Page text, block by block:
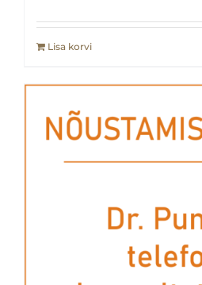
Lisa korvi